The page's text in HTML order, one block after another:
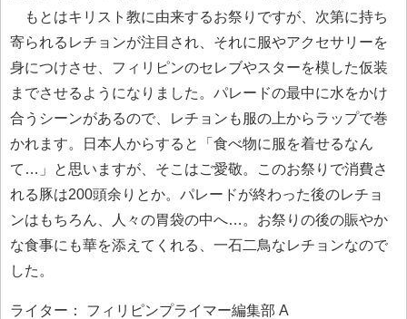
もとはキリスト教に由来するお祭りですが、次第に持ち
寄られるレチョンが注目され、それに服やアクセサリーを
身につけさせ、フィリピンのセレブやスターを模した仮装
までさせるようになりました。パレードの最中に水をかけ
合うシーンがあるので、レチョンも服の上からラップで巻
かれます。日本人からすると「食べ物に服を着せるなん
て…」と思いますが、そこはご愛敬。このお祭りで消費さ
れる豚は200頭余りとか。パレードが終わった後のレチョ
ンはもちろん、人々の胃袋の中へ…。お祭りの後の賑やか
な食事にも華を添えてくれる、一石二鳥なレチョンなので
した。
ライター： フィリピンプライマー編集部 A